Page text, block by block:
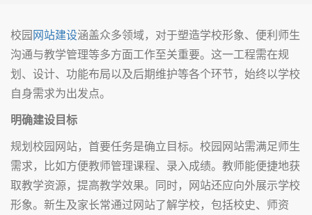
校园网站建设涵盖众多领域，对于塑造学校形象、便利师生
沟通与教学管理等多方面工作至关重要。这一工程需在规
划、设计、功能布局以及后期维护等各个环节，始终以学校
自身需求为出发点。
明确建设目标
规划校园网站，首要任务是确立目标。校园网站需满足师生
需求，比如方便教师管理课程、录入成绩。教师能便捷地获
取教学资源，提高教学效果。同时，网站还应向外展示学校
形象。新生及家长常通过网站了解学校，包括校史、师资